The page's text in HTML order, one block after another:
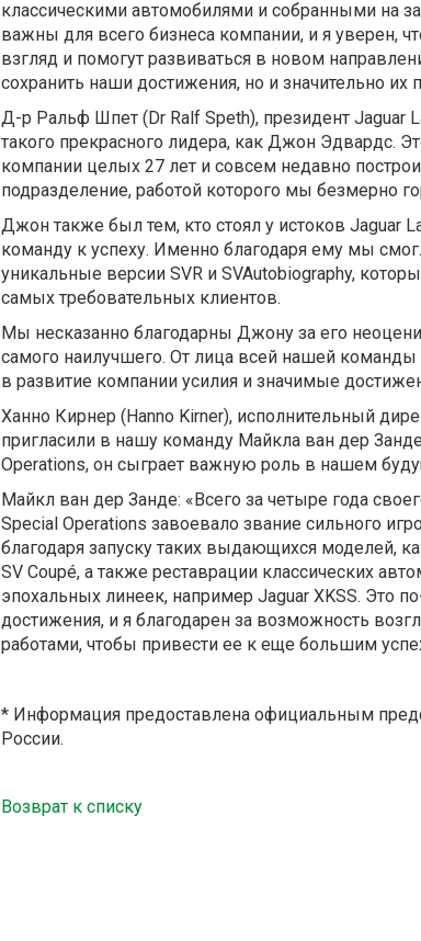
классическими автомобилями и собранными на
важны для всего бизнеса компании, и я уверен,
взгляд и помогут развиваться в новом
сохранить наши достижения, но и значительно их
Д-р Ральф Шпет (Dr Ralf Speth), президент Jaguar
такого прекрасного лидера, как Джон Эдвардс.
компании целых 27 лет и совсем недавно
подразделение, работой которого мы безмерно
Джон также был тем, кто стоял у истоков Jaguar
команду к успеху. Именно благодаря ему мы
уникальные версии SVR и SVAutobiography,
самых требовательных клиентов.
Мы несказанно благодарны Джону за его
самого наилучшего. От лица всей нашей
в развитие компании усилия и значимые
Ханно Кирнер (Hanno Kirner), исполнительный
пригласили в нашу команду Майкла ван дер
Operations, он сыграет важную роль в нашем
Майкл ван дер Занде: «Всего за четыре года
Special Operations завоевало звание сильного
благодаря запуску таких выдающихся моделей,
SV Coupé, а также реставрации классических
эпохальных линеек, например Jaguar XKSS. Это
достижения, и я благодарен за возможность
работами, чтобы привести ее к еще большим
* Информация предоставлена официальным
России.
Возврат к списку